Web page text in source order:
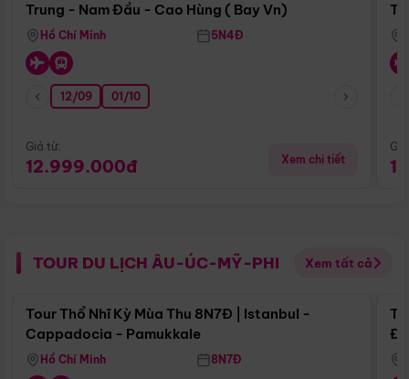
Trung - Nam Đầu - Cao Hùng ( Bay Vn)
Hồ Chí Minh 5N4Đ
12/09 01/10
Giá từ:
12.999.000đ Xem chi tiết
TOUR DU LỊCH ÂU-ÚC-MỸ-PHI Xem tất cả
Điểm nổi bật
Tour Thổ Nhĩ Kỳ Mùa Thu 8N7Đ | Istanbul -
Cappadocia - Pamukkale
Hồ Chí Minh 8N7Đ